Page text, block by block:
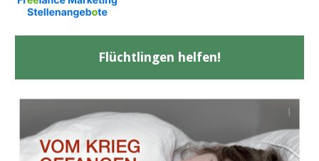
Flüchtlingen helfen!